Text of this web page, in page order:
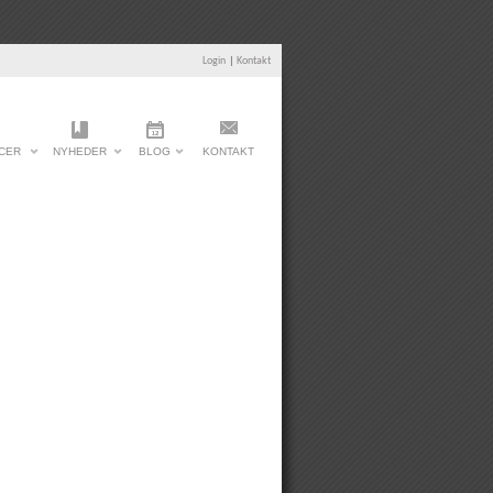
Login Kontakt
NYHEDER BLOG KONTAKT